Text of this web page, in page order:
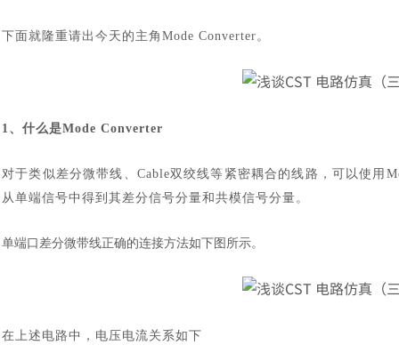
下面就隆重请出今天的主角 Mode Converter。
1、什么是Mode Converter
对于类似差分微带线、 Cable双绞线等紧密耦合的线路，可以使用
从单端信号中得到其差分信号分量和共模信号分量。
单端口差分微带线正确的连接方法如下图所示。
在上述电路中，电压电流关系如下